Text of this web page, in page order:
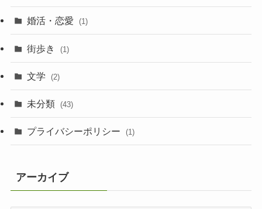
婚活・恋愛 (1)
街歩き (1)
文学 (2)
未分類 (43)
プライバシーポリシー (1)
アーカイブ